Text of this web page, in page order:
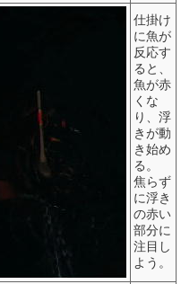
仕掛け
に魚が
反応す
ると、
魚が赤
くな
り、浮
きが動
き始め
る。
焦らず
に浮き
の赤い
部分に
注目し
よう。